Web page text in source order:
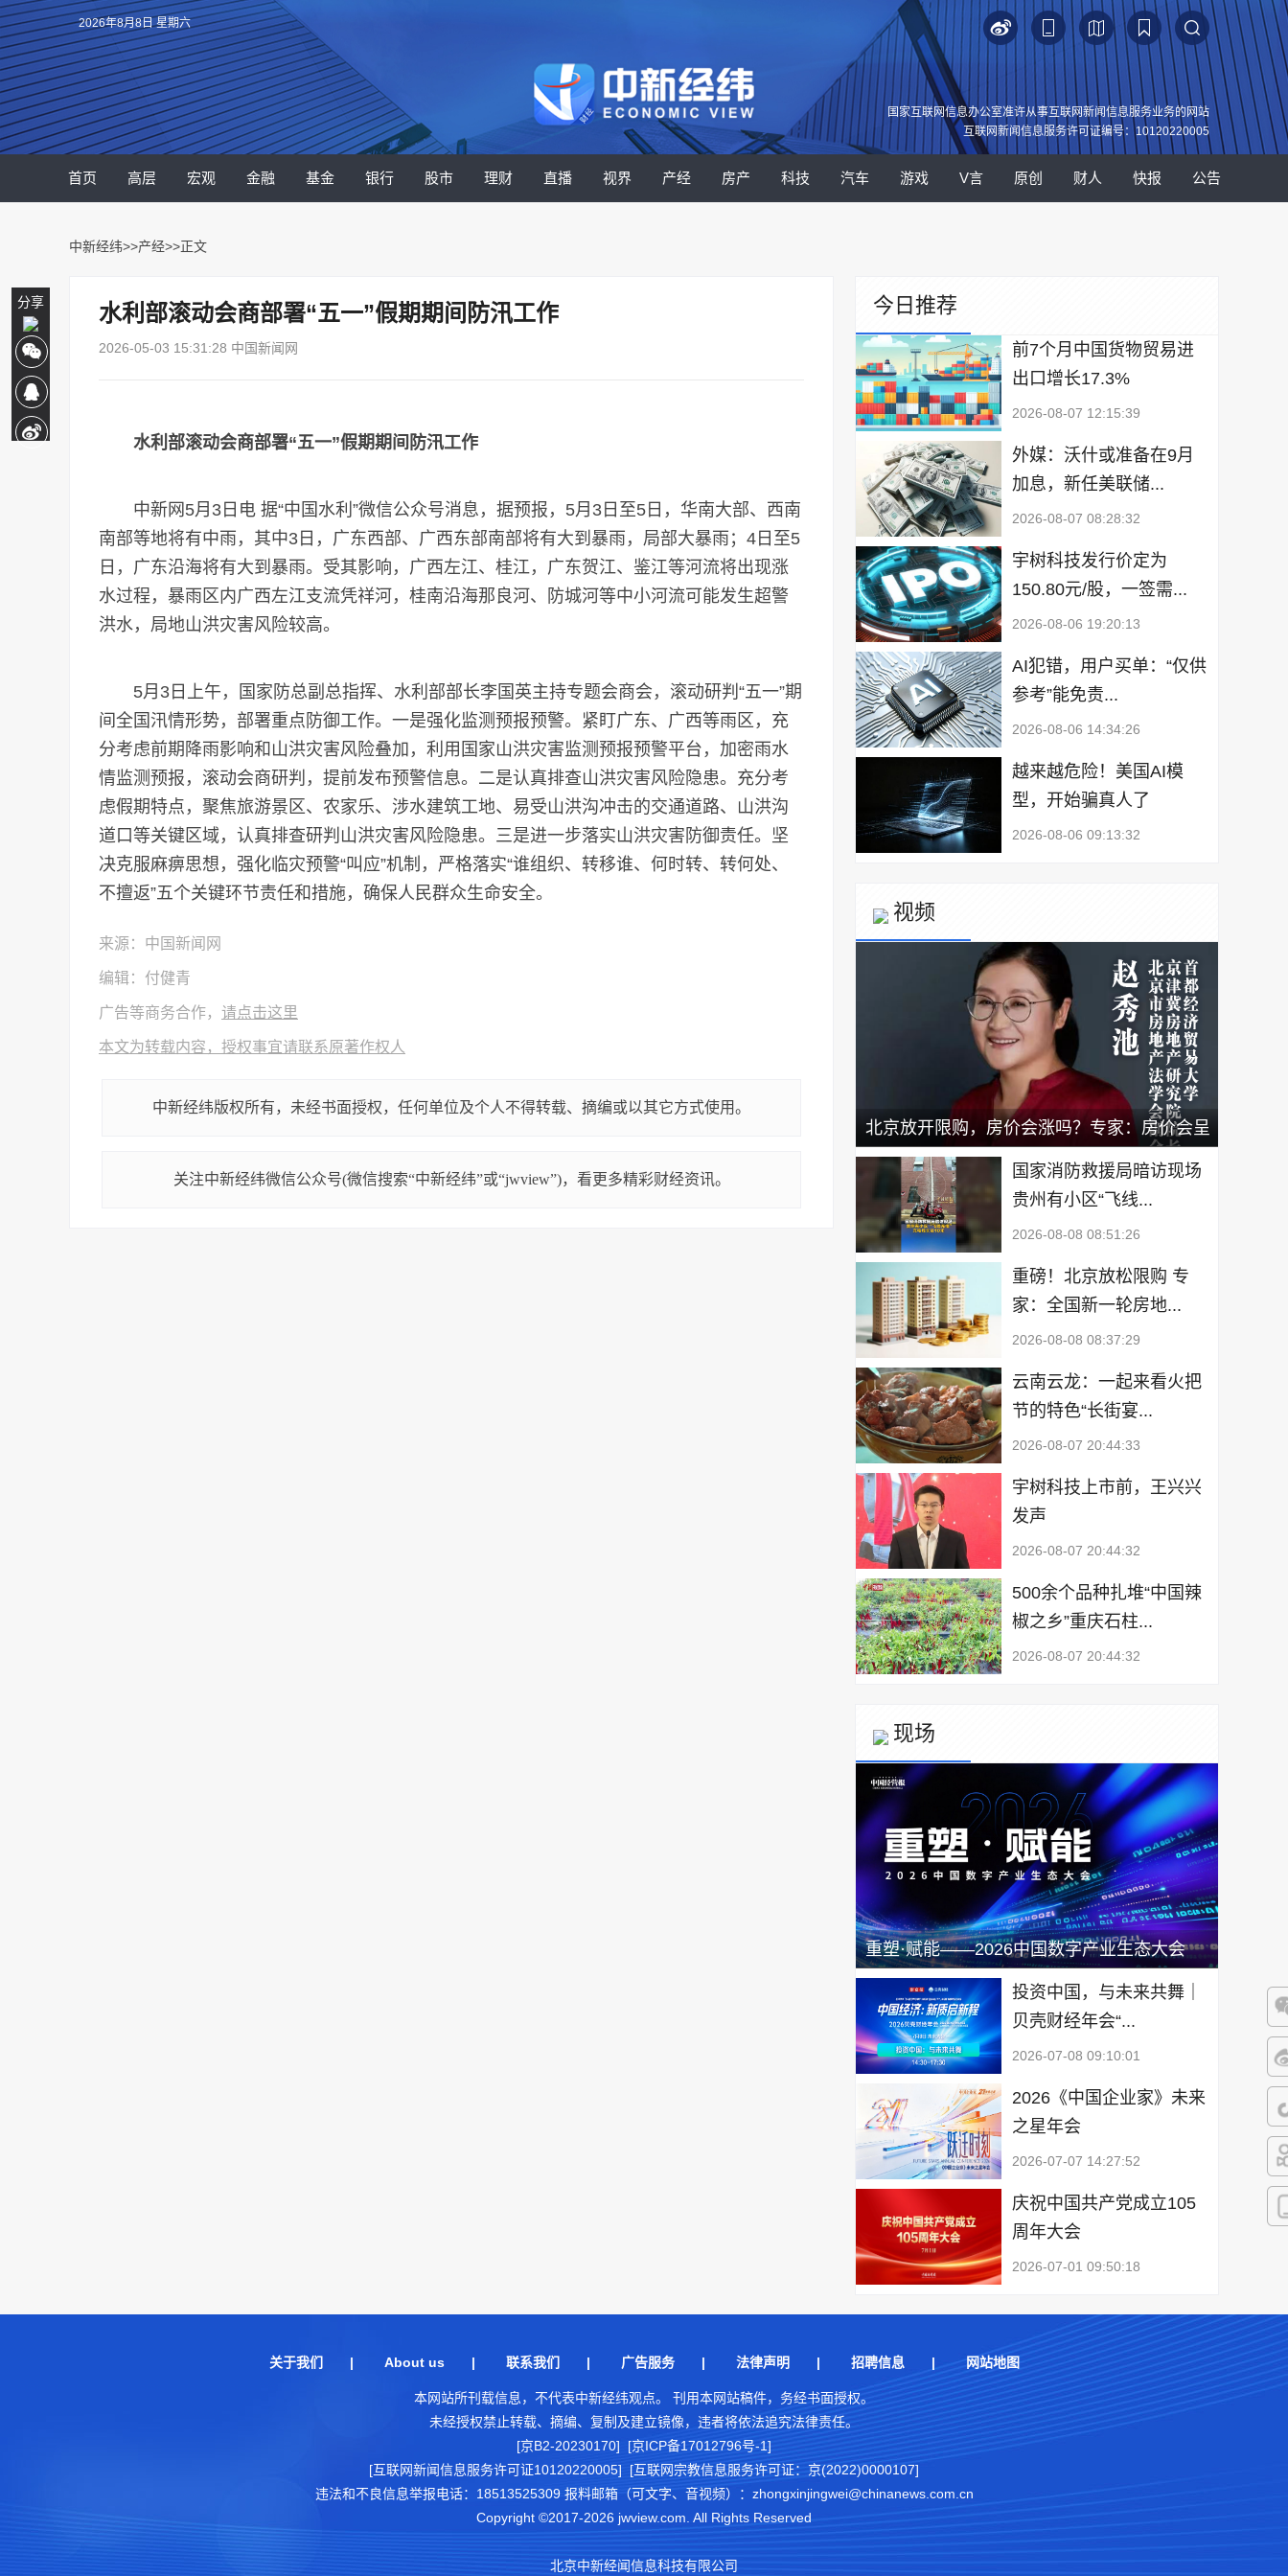
微
微
抖
快
分享
2026年8月8日 星期六
国家互联网信息办公室准许从事互联网新闻信息服务业务的网站
互联网新闻信息服务许可证编号：10120220005
首页 高层 宏观 金融 基金 银行 股市 理财 直播 视界 产经 房产 科技 汽车 游戏 V言 原创 财人 快报 公告
中新经纬>>产经>>正文
水利部滚动会商部署“五一”假期期间防汛工作
2026-05-03 15:31:28 中国新闻网
水利部滚动会商部署“五一”假期期间防汛工作
中新网5月3日电 据“中国水利”微信公众号消息，据预报，5月3日至5日，华南大部、西南
南部等地将有中雨，其中3日，广东西部、广西东部南部将有大到暴雨，局部大暴雨；4日至5
日，广东沿海将有大到暴雨。受其影响，广西左江、桂江，广东贺江、鉴江等河流将出现涨
水过程，暴雨区内广西左江支流凭祥河，桂南沿海那良河、防城河等中小河流可能发生超警
洪水，局地山洪灾害风险较高。
5月3日上午，国家防总副总指挥、水利部部长李国英主持专题会商会，滚动研判“五一”期
间全国汛情形势，部署重点防御工作。一是强化监测预报预警。紧盯广东、广西等雨区，充
分考虑前期降雨影响和山洪灾害风险叠加，利用国家山洪灾害监测预报预警平台，加密雨水
情监测预报，滚动会商研判，提前发布预警信息。二是认真排查山洪灾害风险隐患。充分考
虑假期特点，聚焦旅游景区、农家乐、涉水建筑工地、易受山洪沟冲击的交通道路、山洪沟
道口等关键区域，认真排查研判山洪灾害风险隐患。三是进一步落实山洪灾害防御责任。坚
决克服麻痹思想，强化临灾预警“叫应”机制，严格落实“谁组织、转移谁、何时转、转何处、
不擅返”五个关键环节责任和措施，确保人民群众生命安全。
来源：中国新闻网
编辑：付健青
广告等商务合作， 请点击这里
本文为转载内容，授权事宜请联系原著作权人
中新经纬版权所有，未经书面授权，任何单位及个人不得转载、摘编或以其它方式使用。
关注中新经纬微信公众号(微信搜索“中新经纬”或“jwview”)，看更多精彩财经资讯。
今日推荐
前7个月中国货物贸易进
出口增长17.3%
2026-08-07 12:15:39
外媒：沃什或准备在9月
加息，新任美联储...
2026-08-07 08:28:32
宇树科技发行价定为
150.80元/股，一签需...
2026-08-06 19:20:13
AI犯错，用户买单：“仅供
参考”能免责...
2026-08-06 14:34:26
越来越危险！美国AI模
型，开始骗真人了
2026-08-06 09:13:32
视频
北京放开限购，房价会涨吗？专家：房价会呈
现小幅上涨，新政有利于二手房出售｜宅男财
经
国家消防救援局暗访现场
贵州有小区“飞线...
2026-08-08 08:51:26
重磅！北京放松限购 专
家：全国新一轮房地...
2026-08-08 08:37:29
云南云龙：一起来看火把
节的特色“长街宴...
2026-08-07 20:44:33
宇树科技上市前，王兴兴
发声
2026-08-07 20:44:32
500余个品种扎堆“中国辣
椒之乡”重庆石柱...
2026-08-07 20:44:32
现场
重塑·赋能——2026中国数字产业生态大会
投资中国，与未来共舞｜
贝壳财经年会“...
2026-07-08 09:10:01
2026《中国企业家》未来
之星年会
2026-07-07 14:27:52
庆祝中国共产党成立105
周年大会
2026-07-01 09:50:18
关于我们 | About us| 联系我们 | 广告服务| 法律声明 | 招聘信息 | 网站地图
本网站所刊载信息，不代表中新经纬观点。 刊用本网站稿件，务经书面授权。
未经授权禁止转载、摘编、复制及建立镜像，违者将依法追究法律责任。
[京B2-20230170] [京ICP备17012796号-1]
[互联网新闻信息服务许可证10120220005]
[互联网宗教信息服务许可证：京(2022)0000107]
违法和不良信息举报电话：18513525309 报料邮箱（可文字、音视频）：zhongxinjingwei@chinanews.com.cn
Copyright ©2017-2026 jwview.com. All Rights Reserved
北京中新经闻信息科技有限公司